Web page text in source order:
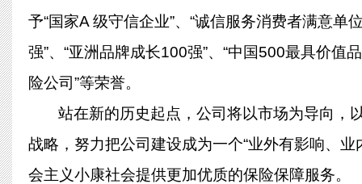
予“国家A 级守信企业”、“诚信服务消费者满意单
强”、“亚洲品牌成长100强”、“中国500最具价值
险公司”等荣誉。
站在新的历史起点，公司将以市场为导向，
战略，努力把公司建设成为一个“业外有影响、
会主义小康社会提供更加优质的保险保障服务。